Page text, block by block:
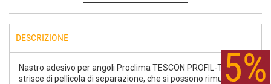
DESCRIZIONE
Nastro adesivo per angoli Proclima TESCON PROFIL-Tre
strisce di pellicola di separazione, che si possono rimuovere